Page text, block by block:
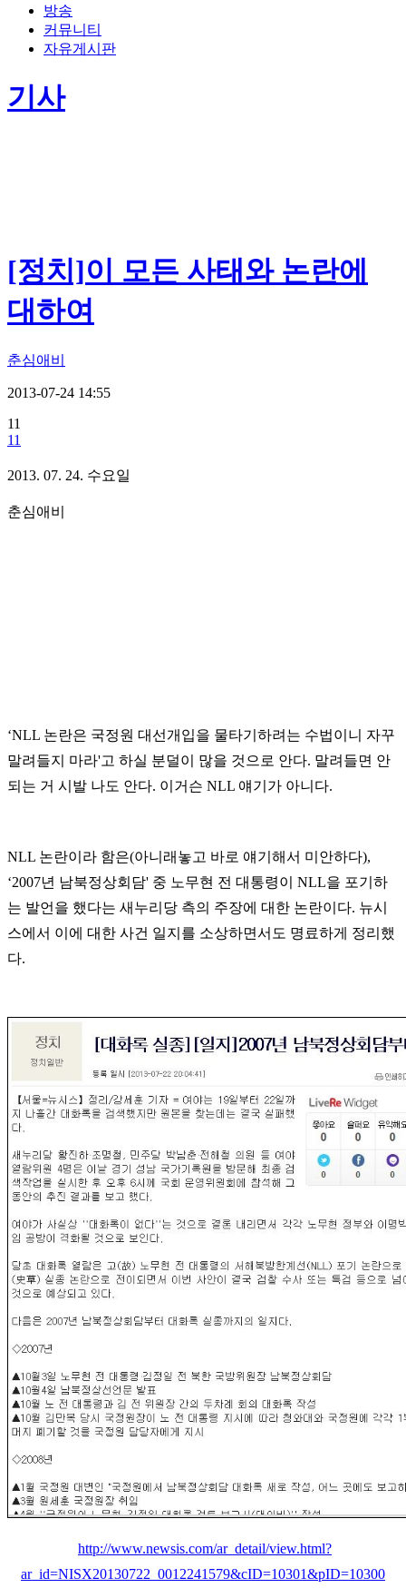
방송
커뮤니티
자유게시판
기사
[정치]이 모든 사태와 논란에
대하여
춘심애비
2013-07-24 14:55
11
11
2013. 07. 24. 수요일
춘심애비
‘NLL 논란은 국정원 대선개입을 물타기하려는 수법이니 자꾸
말려들지 마라'고 하실 분덜이 많을 것으로 안다. 말려들면 안
되는 거 시발 나도 안다. 이거슨 NLL 얘기가 아니다.
NLL 논란이라 함은(아니래놓고 바로 얘기해서 미안하다),
‘2007년 남북정상회담' 중 노무현 전 대통령이 NLL을 포기하
는 발언을 했다는 새누리당 측의 주장에 대한 논란이다. 뉴시
스에서 이에 대한 사건 일지를 소상하면서도 명료하게 정리했
다.
http://www.newsis.com/ar_detail/view.html?
ar_id=NISX20130722_0012241579&cID=10301&pID=10300